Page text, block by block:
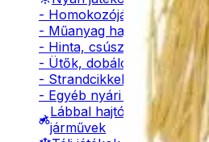
- Homokozójátékok
- Műanyag hajók
- Hinta, csúszda
- Ütők, dobálók
- Strandcikkek
- Egyéb nyári játékok
Lábbal hajtós
járművek